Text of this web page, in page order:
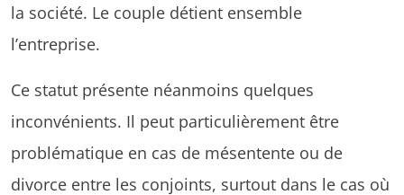
la société. Le couple détient ensemble
l’entreprise.
Ce statut présente néanmoins quelques
inconvénients. Il peut particulièrement être
problématique en cas de mésentente ou de
divorce entre les conjoints, surtout dans le cas où